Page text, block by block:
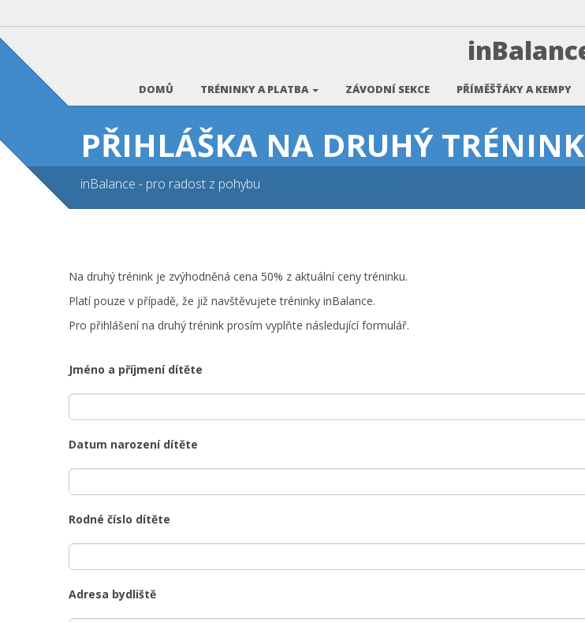
DOMŮ TRÉNINKY A PLATBA ZÁVODNÍ SEKCE PŘÍMĚŠŤÁKY A KEMPY
PŘIHLÁŠKA NA DRUHÝ TRÉNINK
inBalance - pro radost z pohybu
Na druhý trénink je zvýhodněná cena 50% z aktuální ceny tréninku.
Platí pouze v případě, že již navštěvujete tréninky inBalance.
Pro přihlášení na druhý trénink prosím vyplňte následující formulář.
Jméno a příjmení dítěte
Datum narození dítěte
Rodné číslo dítěte
Adresa bydliště